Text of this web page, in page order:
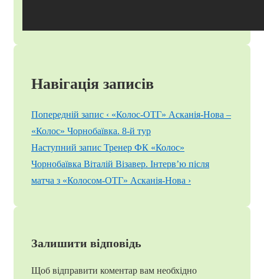
Навігація записів
Попередній запис ‹ «Колос-ОТГ» Асканія-Нова –
«Колос» Чорнобаївка. 8-й тур
Наступний запис Тренер ФК «Колос»
Чорнобаївка Віталій Візавер. Інтерв’ю після
матча з «Колосом-ОТГ» Асканія-Нова ›
Залишити відповідь
Щоб відправити коментар вам необхідно